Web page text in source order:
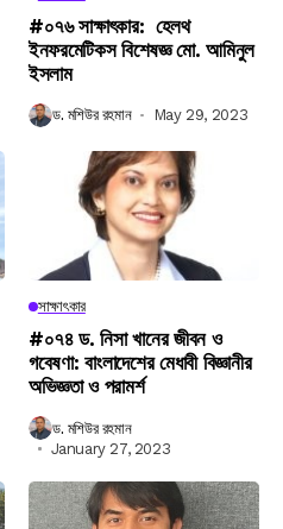
#০৭৬ সাক্ষাৎকার: হেলথ
ইনফরমেটিকস বিশেষজ্ঞ মো. আমিনুল
ইসলাম
ড. মশিউর রহমান May 29, 2023
সাক্ষাৎকার
#০৭৪ ড. নিসা খানের জীবন ও
গবেষণা: বাংলাদেশের মেধাবী বিজ্ঞানীর
অভিজ্ঞতা ও পরামর্শ
ড. মশিউর রহমান
January 27, 2023